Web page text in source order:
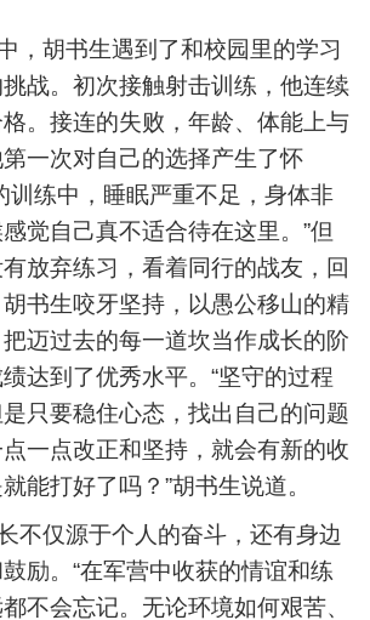
，胡书生遇到了和校园里的学习
战。初次接触射击训练，他连续
。接连的失败，年龄、体能上与
一次对自己的选择产生了怀
训练中，睡眠严重不足，身体非
觉自己真不适合待在这里。”但
放弃练习，看着同行的战友，回
书生咬牙坚持，以愚公移山的精
迈过去的每一道坎当作成长的阶
达到了优秀水平。“坚守的过程
只要稳住心态，找出自己的问题
一点改正和坚持，就会有新的收
能打好了吗？”胡书生说道。
不仅源于个人的奋斗，还有身边
励。“在军营中收获的情谊和练
不会忘记。无论环境如何艰苦、